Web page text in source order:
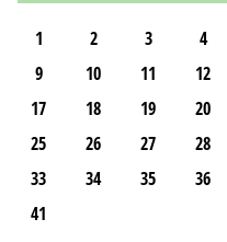
1 2 3 4
9
10 11 12
17
18 19 20
25
26 27 28
33
34 35 36
41